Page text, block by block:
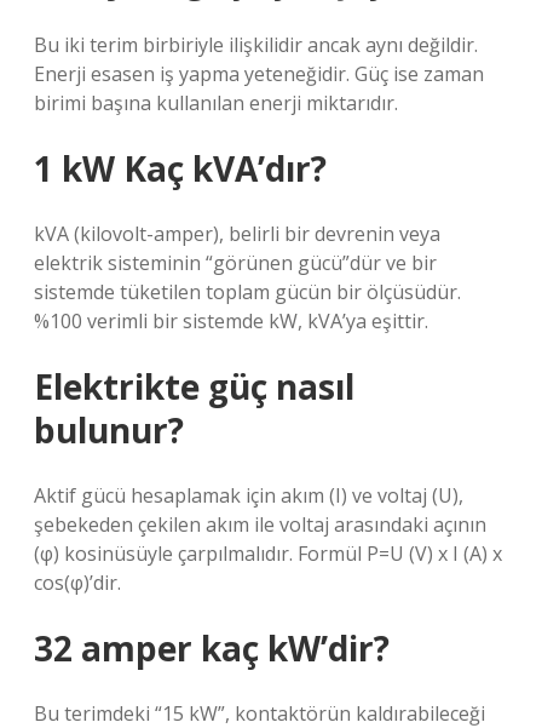
Bu iki terim birbiriyle ilişkilidir ancak aynı değildir.
Enerji esasen iş yapma yeteneğidir. Güç ise zaman
birimi başına kullanılan enerji miktarıdır.
1 kW Kaç kVA’dır?
kVA (kilovolt-amper), belirli bir devrenin veya
elektrik sisteminin “görünen gücü”dür ve bir
sistemde tüketilen toplam gücün bir ölçüsüdür.
%100 verimli bir sistemde kW, kVA’ya eşittir.
Elektrikte güç nasıl
bulunur?
Aktif gücü hesaplamak için akım (I) ve voltaj (U),
şebekeden çekilen akım ile voltaj arasındaki açının
(φ) kosinüsüyle çarpılmalıdır. Formül P=U (V) x I (A) x
cos(φ)’dir.
32 amper kaç kW’dir?
Bu terimdeki “15 kW”, kontaktörün kaldırabileceği